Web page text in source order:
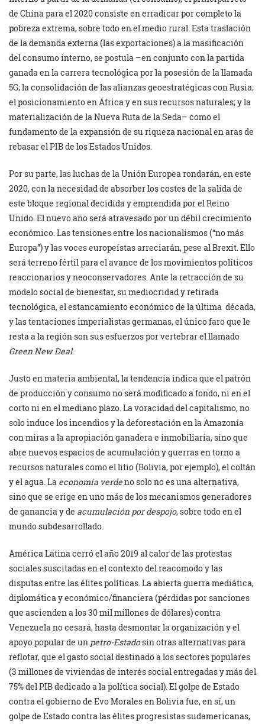
de China para el 2020 consiste en erradicar por completo la
pobreza extrema, sobre todo en el medio rural. Esta traslación
de la demanda externa (las exportaciones) a la masificación
del consumo interno, se postula –en conjunto con la partida
ganada en la carrera tecnológica por la posesión de la llamada
5G; la consolidación de las alianzas geoestratégicas con Rusia;
el posicionamiento en África y en sus recursos naturales; y la
materialización de la Nueva Ruta de la Seda– como el
fundamento de la expansión de su riqueza nacional en aras de
rebasar el PIB de los Estados Unidos.
Por su parte, las luchas de la Unión Europea rondarán, en este
2020, con la necesidad de absorber los costes de la salida de
este bloque regional decidida y emprendida por el Reino
Unido. El nuevo año será atravesado por un débil crecimiento
económico. Las tensiones entre los nacionalismos (“no más
Europa”) y las voces europeístas arreciarán, pese al Brexit. Ello
será terreno fértil para el avance de los movimientos políticos
reaccionarios y neoconservadores. Ante la retracción de su
modelo social de bienestar, su mediocridad y retirada
tecnológica, el estancamiento económico de la última década,
y las tentaciones imperialistas germanas, el único faro que le
resta a la región son sus esfuerzos por vertebrar el llamado
Green New Deal.
Justo en materia ambiental, la tendencia indica que el patrón
de producción y consumo no será modificado a fondo, ni en el
corto ni en el mediano plazo. La voracidad del capitalismo, no
solo induce los incendios y la deforestación en la Amazonía
con miras a la apropiación ganadera e inmobiliaria, sino que
abre nuevos espacios de acumulación y guerras en torno a
recursos naturales como el litio (Bolivia, por ejemplo), el coltán
y el agua. La economía verdeno solo no es una alternativa,
sino que se erige en uno más de los mecanismos generadores
de ganancia y de acumulación por despojo, sobre todo en el
mundo subdesarrollado.
América Latina cerró el año 2019 al calor de las protestas
sociales suscitadas en el contexto del reacomodo y las
disputas entre las élites políticas. La abierta guerra mediática,
diplomática y económico/financiera (pérdidas por sanciones
que ascienden a los 30 mil millones de dólares) contra
Venezuela no cesará, hasta desmontar la organización y el
apoyo popular de un petro-Estadosin otras alternativas para
reflotar, que el gasto social destinado a los sectores populares
(3 millones de viviendas de interés social entregadas y más del
75% del PIB dedicado a la política social). El golpe de Estado
contra el gobierno de Evo Morales en Bolivia fue, en sí, un
golpe de Estado contra las élites progresistas sudamericanas,